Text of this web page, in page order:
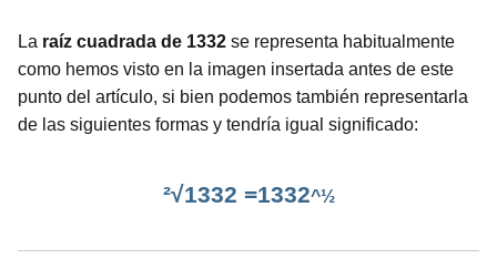
La raíz cuadrada de 1332 se representa habitualmente
como hemos visto en la imagen insertada antes de este
punto del artículo, si bien podemos también representarla
de las siguientes formas y tendría igual significado:
²√1332 =1332^½